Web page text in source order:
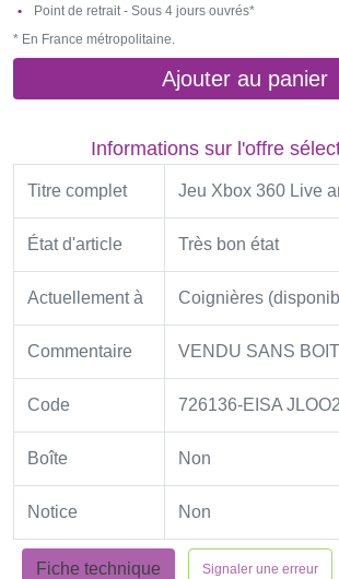
Point de retrait - Sous 4 jours ouvrés*
* En France métropolitaine.
Ajouter au panier
Informations sur l'offre
Titre complet Jeu Xbox 360 Live
État d'article Très bon état
Actuellement à Coignières
Commentaire VENDU SANS
Code 726136-EISA JLOO2
Boîte Non
Notice Non
Fiche technique Signaler une erreur